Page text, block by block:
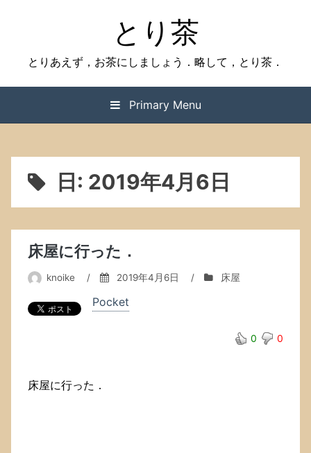
とり茶
とりあえず，お茶にしましょう．略して，とり茶．
Primary Menu
日: 2019年4月6日
床屋に行った．
knoike / 2019年4月6日 / 床屋
Pocket
0 0
床屋に行った．